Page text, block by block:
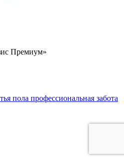
Премиум»
пола профессиональная забота